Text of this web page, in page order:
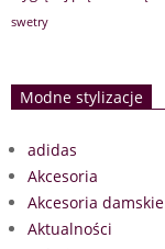
swetry
Modne stylizacje
adidas
Akcesoria
Akcesoria damskie
Aktualności